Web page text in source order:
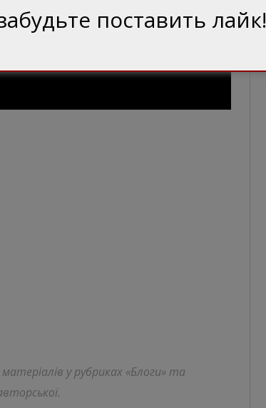
у рубриках «Блоги» та
поставить лайк!